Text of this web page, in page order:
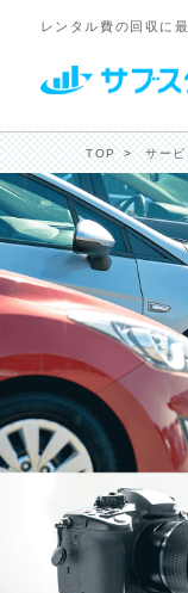
レンタル費の回収に
TOP サー